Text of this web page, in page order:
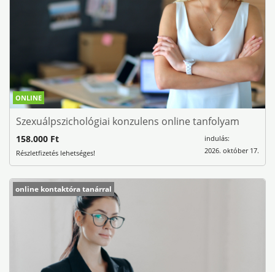
ONLINE
Szexuálpszichológiai konzulens online tanfolyam
indulás:
2026. október 17.
158.000 Ft
Részletfizetés lehetséges!
online kontaktóra tanárral